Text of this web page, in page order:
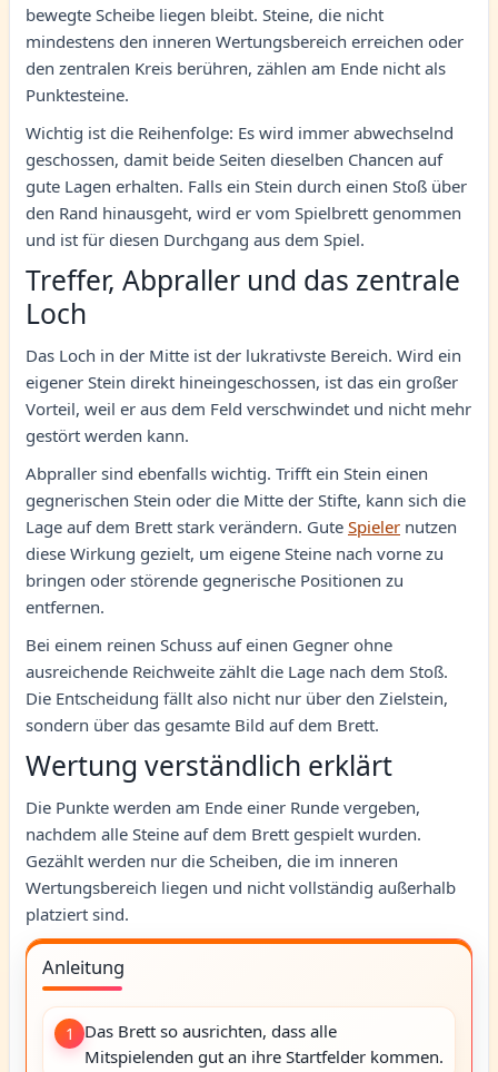
bewegte Scheibe liegen bleibt. Steine, die nicht
mindestens den inneren Wertungsbereich erreichen oder
den zentralen Kreis berühren, zählen am Ende nicht als
Punktesteine.
Wichtig ist die Reihenfolge: Es wird immer abwechselnd
geschossen, damit beide Seiten dieselben Chancen auf
gute Lagen erhalten. Falls ein Stein durch einen Stoß über
den Rand hinausgeht, wird er vom Spielbrett genommen
und ist für diesen Durchgang aus dem Spiel.
Treffer, Abpraller und das zentrale
Loch
Das Loch in der Mitte ist der lukrativste Bereich. Wird ein
eigener Stein direkt hineingeschossen, ist das ein großer
Vorteil, weil er aus dem Feld verschwindet und nicht mehr
gestört werden kann.
Abpraller sind ebenfalls wichtig. Trifft ein Stein einen
gegnerischen Stein oder die Mitte der Stifte, kann sich die
Lage auf dem Brett stark verändern. Gute Spieler nutzen
diese Wirkung gezielt, um eigene Steine nach vorne zu
bringen oder störende gegnerische Positionen zu
entfernen.
Bei einem reinen Schuss auf einen Gegner ohne
ausreichende Reichweite zählt die Lage nach dem Stoß.
Die Entscheidung fällt also nicht nur über den Zielstein,
sondern über das gesamte Bild auf dem Brett.
Wertung verständlich erklärt
Die Punkte werden am Ende einer Runde vergeben,
nachdem alle Steine auf dem Brett gespielt wurden.
Gezählt werden nur die Scheiben, die im inneren
Wertungsbereich liegen und nicht vollständig außerhalb
platziert sind.
Anleitung
1 Das Brett so ausrichten, dass alle
Mitspielenden gut an ihre Startfelder kommen.